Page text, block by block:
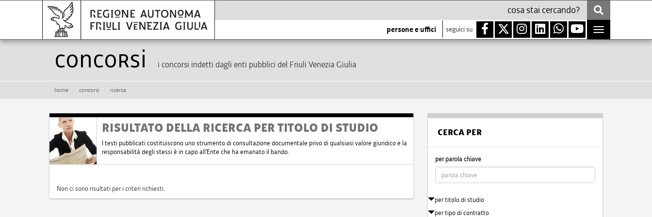
persone e uffici seguici su
Toggle
navigation
Concorsi i concorsi indetti dagli enti pubblici del Friuli Venezia Giulia
home concorsi ricerca
RISULTATO DELLA RICERCA PER TITOLO DI STUDIO
I testi pubblicati costituiscono uno strumento di consultazione documentale privo di qualsiasi valore giuridico e la
responsabilità degli stessi è in capo all'Ente che ha emanato il bando.
Non ci sono risultati per i criteri richiesti.
CERCA PER
per parola chiave
per titolo di studio
per tipo di contratto